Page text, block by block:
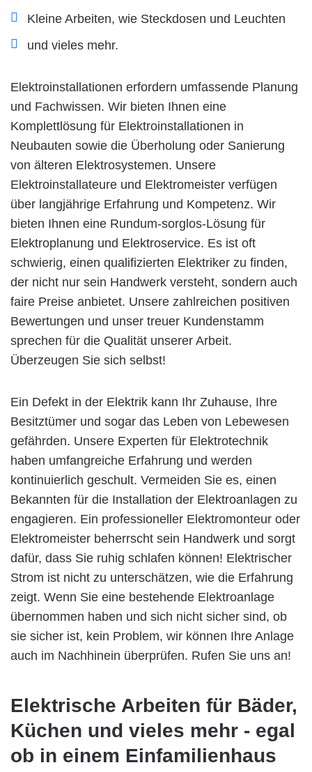
Kleine Arbeiten, wie Steckdosen und Leuchten
und vieles mehr.
Elektroinstallationen erfordern umfassende Planung
und Fachwissen. Wir bieten Ihnen eine
Komplettlösung für Elektroinstallationen in
Neubauten sowie die Überholung oder Sanierung
von älteren Elektrosystemen. Unsere
Elektroinstallateure und Elektromeister verfügen
über langjährige Erfahrung und Kompetenz. Wir
bieten Ihnen eine Rundum-sorglos-Lösung für
Elektroplanung und Elektroservice. Es ist oft
schwierig, einen qualifizierten Elektriker zu finden,
der nicht nur sein Handwerk versteht, sondern auch
faire Preise anbietet. Unsere zahlreichen positiven
Bewertungen und unser treuer Kundenstamm
sprechen für die Qualität unserer Arbeit.
Überzeugen Sie sich selbst!
Ein Defekt in der Elektrik kann Ihr Zuhause, Ihre
Besitztümer und sogar das Leben von Lebewesen
gefährden. Unsere Experten für Elektrotechnik
haben umfangreiche Erfahrung und werden
kontinuierlich geschult. Vermeiden Sie es, einen
Bekannten für die Installation der Elektroanlagen zu
engagieren. Ein professioneller Elektromonteur oder
Elektromeister beherrscht sein Handwerk und sorgt
dafür, dass Sie ruhig schlafen können! Elektrischer
Strom ist nicht zu unterschätzen, wie die Erfahrung
zeigt. Wenn Sie eine bestehende Elektroanlage
übernommen haben und sich nicht sicher sind, ob
sie sicher ist, kein Problem, wir können Ihre Anlage
auch im Nachhinein überprüfen. Rufen Sie uns an!
Elektrische Arbeiten für Bäder,
Küchen und vieles mehr - egal
ob in einem Einfamilienhaus